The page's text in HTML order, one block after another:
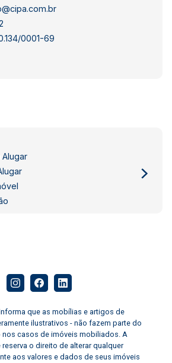
0001-69
que as mobílias e artigos de
ilustrativos - não fazem parte do
nos casos de imóveis mobiliados. A
o direito de alterar qualquer
aos valores e dados de seus imóveis